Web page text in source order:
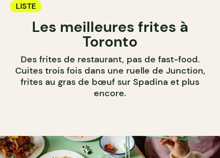
LISTE
Les meilleures frites à
Toronto
Des frites de restaurant, pas de fast-food.
Cuites trois fois dans une ruelle de Junction,
frites au gras de bœuf sur Spadina et plus
encore.